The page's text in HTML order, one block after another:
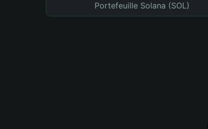
Portefeuille Solana (SOL)